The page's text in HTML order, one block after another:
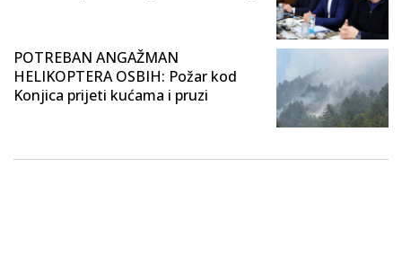
POTREBAN ANGAŽMAN
HELIKOPTERA OSBIH: Požar kod
Konjica prijeti kućama i pruzi